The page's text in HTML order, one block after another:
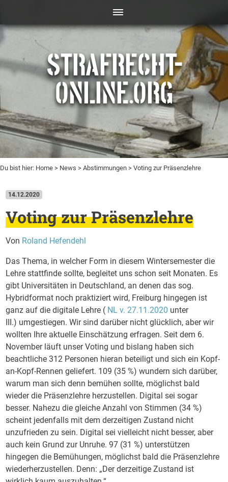
STRAFRECHT-
ONLINE.ORG
Du bist hier: Home > News > Abstimmungen > Voting zur Präsenzlehre
14.12.2020
Voting zur Präsenzlehre
Von Roland Hefendehl
Das Thema, in welcher Form in diesem Wintersemester die
Lehre stattfinde sollte, begleitet uns schon seit Monaten. Es
gibt Universitäten in Deutschland, an denen das sog.
Hybridformat noch praktiziert wird, Freiburg hingegen ist
ganz auf die digitale Lehre ( NL v. 27.11.2020 unter
III.) umgestiegen. Wir sind darüber nicht glücklich, aber wir
wollten Ihre aktuelle Einschätzung erfragen. Seit dem 6.
November läuft unser Voting und bislang haben sich
beachtliche 312 Personen hieran beteiligt und sich ein Kopf-
an-Kopf-Rennen geliefert. 109 (35 %) wundern sich darüber,
warum man sich denn bemühen sollte, möglichst bald
wieder die Präsenzlehre herzustellen. Digital sei sogar
besser. Nahezu die gleiche Anzahl von Stimmen (34 %)
scheint jedenfalls mit dem derzeitigen Zustand nicht
unzufrieden zu sein. Digital sei vielleicht nicht besser, aber
auch kein Grund zur Unruhe. 97 (31 %) unterstützen
hingegen die Bemühungen, möglichst bald die Präsenzlehre
wiederherzustellen. Denn: „Der derzeitige Zustand ist